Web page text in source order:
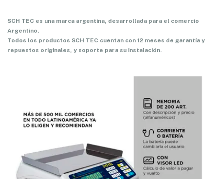
SCH TEC es una marca argentina, desarrollada para el comercio
Argentino.
Todos los productos SCH TEC cuentan con 12 meses de garantía y
repuestos originales, y soporte para su instalación.